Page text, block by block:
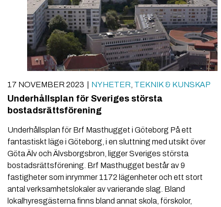
17 NOVEMBER 2023 NYHETER TEKNIK & KUNSKAP
Underhållsplan för Sveriges största
bostadsrättsförening
Underhållsplan för Brf Masthugget i Göteborg På ett
fantastiskt läge i Göteborg, i en sluttning med utsikt över
Göta Älv och Älvsborgsbron, ligger Sveriges största
bostadsrättsförening. Brf Masthugget består av 9
fastigheter som inrymmer 1172 lägenheter och ett stort
antal verksamhetslokaler av varierande slag. Bland
lokalhyresgästerna finns bland annat skola, förskolor,